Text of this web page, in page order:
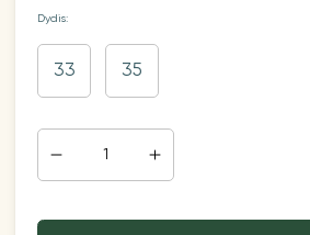
Dydis:
33 35